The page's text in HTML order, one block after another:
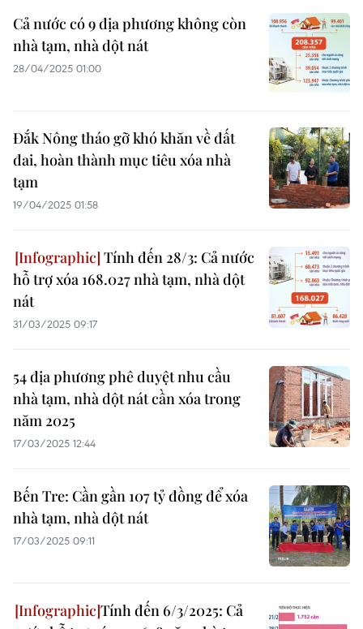
Cả nước có 9 địa phương không còn
nhà tạm, nhà dột nát
28/04/2025 01:00
Đắk Nông tháo gỡ khó khăn về đất
đai, hoàn thành mục tiêu xóa nhà
tạm
19/04/2025 01:58
Tính đến 28/3: Cả nước
hỗ trợ xóa 168.027 nhà tạm, nhà dột
nát
31/03/2025 09:17
54 địa phương phê duyệt nhu cầu
nhà tạm, nhà dột nát cần xóa trong
năm 2025
17/03/2025 12:44
Bến Tre: Cần gần 107 tỷ đồng để xóa
nhà tạm, nhà dột nát
17/03/2025 09:11
Tính đến 6/3/2025: Cả